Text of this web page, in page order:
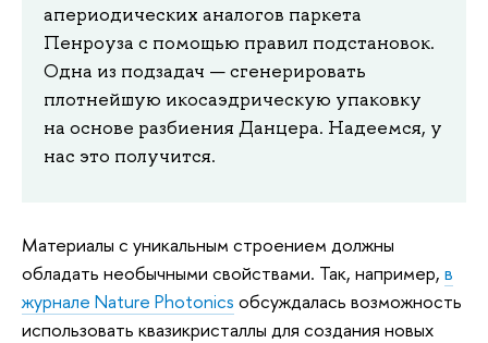
апериодических аналогов паркета
Пенроуза с помощью правил подстановок.
Одна из подзадач — сгенерировать
плотнейшую икосаэдрическую упаковку
на основе разбиения Данцера. Надеемся, у
нас это получится.
Материалы с уникальным строением должны
обладать необычными свойствами. Так, например, в
журнале Nature Photonics обсуждалась возможность
использовать квазикристаллы для создания новых